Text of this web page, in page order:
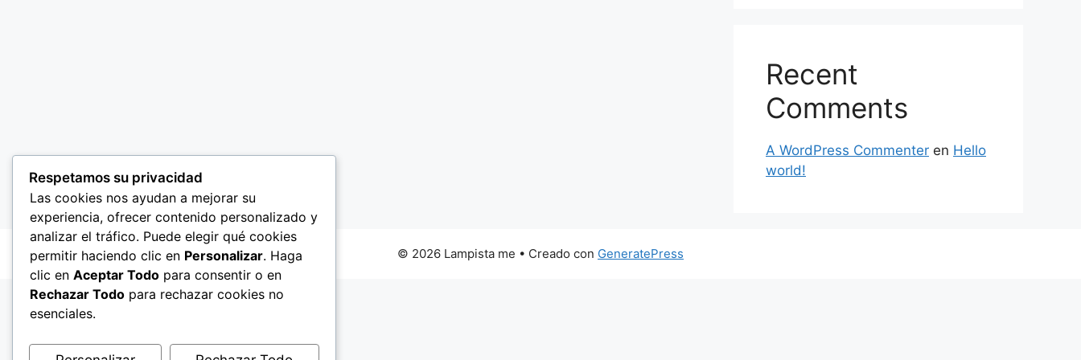
Recent
Comments
A WordPress Commenter en Hello
world!
© 2026 Lampista me • Creado con GeneratePress
Respetamos su privacidad
Las cookies nos ayudan a mejorar su
experiencia, ofrecer contenido personalizado y
analizar el tráfico. Puede elegir qué cookies
permitir haciendo clic en Personalizar. Haga
clic en Aceptar Todo para consentir o en
Rechazar Todo para rechazar cookies no
esenciales.